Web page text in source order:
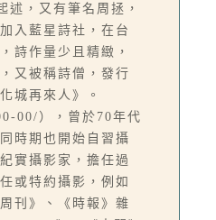
述，又有筆名周拯，
入藍星詩社，在台
詩作量少且精緻，
又被稱詩僧，發行
城再來人》。
00/），曾於70年代
時期也開始自習攝
實攝影家，擔任過
或特約攝影，例如
刊》、《時報》雜